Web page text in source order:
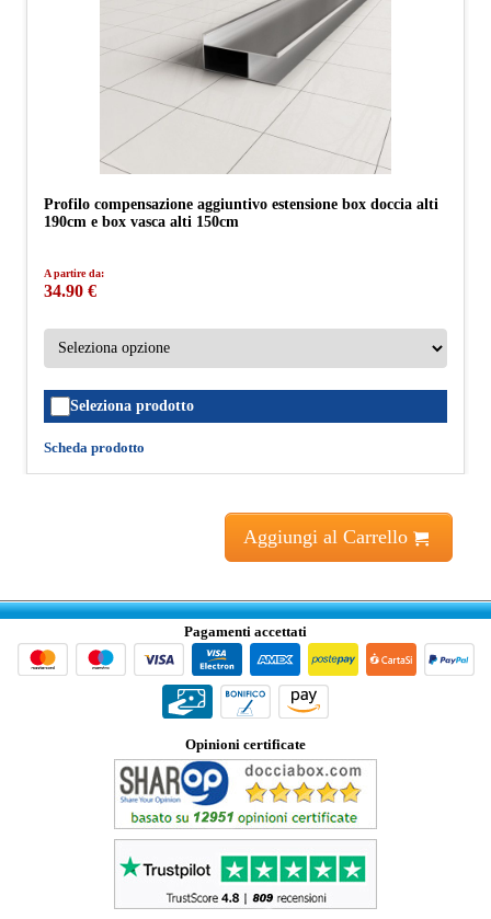
Profilo compensazione aggiuntivo estensione box doccia alti
190cm e box vasca alti 150cm
A partire da:
34.90 €
Seleziona prodotto
Scheda prodotto
Aggiungi al Carrello
Pagamenti accettati
Opinioni certificate